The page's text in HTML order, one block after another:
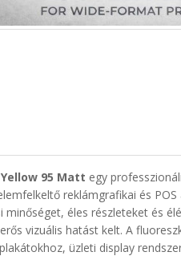
95 Matt egy
reklámgrafikai és
éles részleteket és
vizuális hatást kelt. A
üzleti display